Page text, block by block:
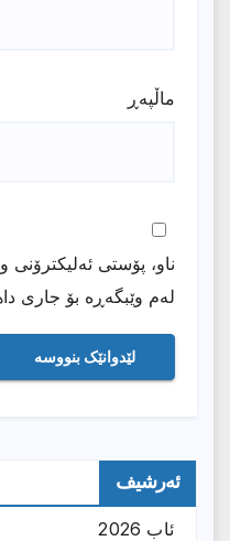
ماڵپه‌ڕ
ناو، پۆستی ئەلیکترۆنی
لەم وێبگەڕە بۆ جاری
ئەرشیف
ئاب 2026